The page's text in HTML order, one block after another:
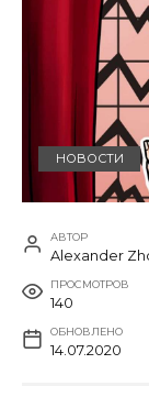
НОВОСТИ
АВТОР
Alexander
ПРОСМОТРОВ
140
ОБНОВЛЕНО
14.07.2020